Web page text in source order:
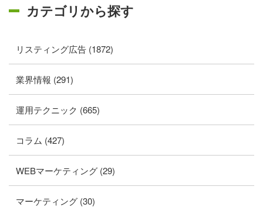
カテゴリから探す
リスティング広告 (1872)
業界情報 (291)
運用テクニック (665)
コラム (427)
WEBマーケティング (29)
マーケティング (30)